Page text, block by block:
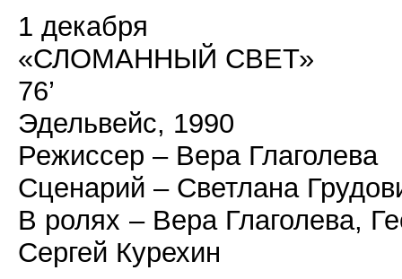
1 декабря
«СЛОМАННЫЙ СВЕТ»
76’
Эдельвейс, 1990
Режиссер – Вера Глаголева
Сценарий – Светлана
В ролях – Вера Глаголева,
Сергей Курехин